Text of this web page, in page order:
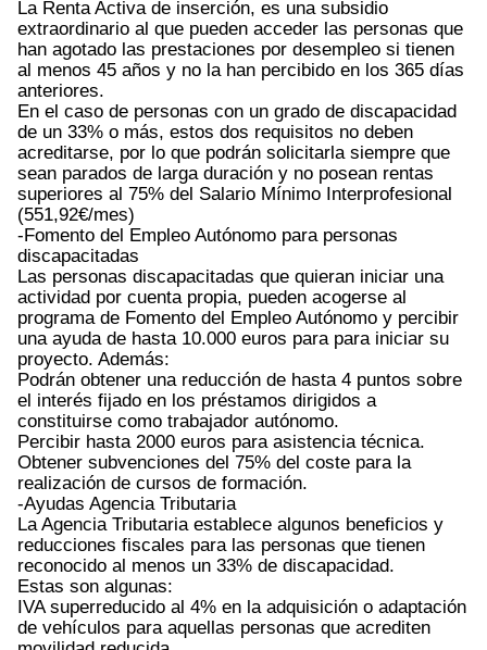
La Renta Activa de inserción, es una subsidio
extraordinario al que pueden acceder las personas que
han agotado las prestaciones por desempleo si tienen
al menos 45 años y no la han percibido en los 365 días
anteriores.
En el caso de personas con un grado de discapacidad
de un 33% o más, estos dos requisitos no deben
acreditarse, por lo que podrán solicitarla siempre que
sean parados de larga duración y no posean rentas
superiores al 75% del Salario Mínimo Interprofesional
(551,92€/mes)
-Fomento del Empleo Autónomo para personas
discapacitadas
Las personas discapacitadas que quieran iniciar una
actividad por cuenta propia, pueden acogerse al
programa de Fomento del Empleo Autónomo y percibir
una ayuda de hasta 10.000 euros para para iniciar su
proyecto. Además:
Podrán obtener una reducción de hasta 4 puntos sobre
el interés fijado en los préstamos dirigidos a
constituirse como trabajador autónomo.
Percibir hasta 2000 euros para asistencia técnica.
Obtener subvenciones del 75% del coste para la
realización de cursos de formación.
-Ayudas Agencia Tributaria
La Agencia Tributaria establece algunos beneficios y
reducciones fiscales para las personas que tienen
reconocido al menos un 33% de discapacidad.
Estas son algunas:
IVA superreducido al 4% en la adquisición o adaptación
de vehículos para aquellas personas que acrediten